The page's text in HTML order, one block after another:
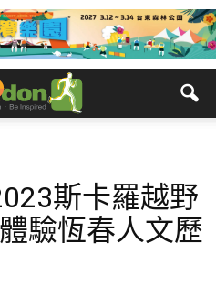
斯卡羅越野
驗恆春人文歷